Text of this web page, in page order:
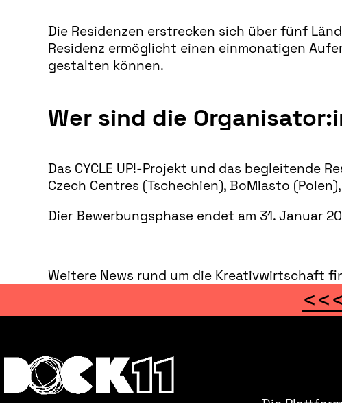
Die Residenzen erstrecken sich über fünf
Residenz ermöglicht einen einmonatigen
gestalten können.
Wer sind die
Das CYCLE UP!-Projekt und das begleitende
Czech Centres (Tschechien), BoMiasto
Dier Bewerbungsphase endet am 31. Januar
Weitere News rund um die Kreativwirtschaft